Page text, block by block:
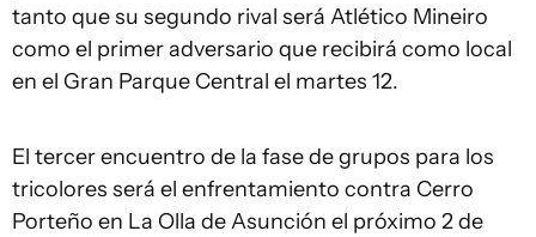
tanto que su segundo rival será Atlético Mineiro
como el primer adversario que recibirá como local
en el Gran Parque Central el martes 12.
El tercer encuentro de la fase de grupos para los
tricolores será el enfrentamiento contra Cerro
Porteño en La Olla de Asunción el próximo 2 de